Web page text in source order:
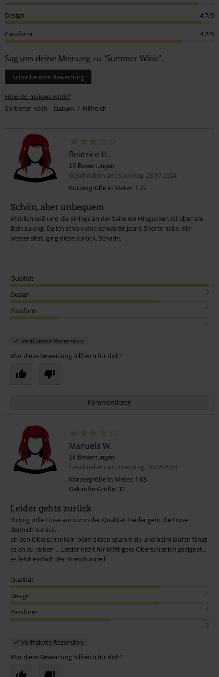
Design 4.7/5
Passform 4.2/5
Sag uns deine Meinung zu "Summer Wine".
Schreibe eine Bewertung
How do reviews work?
Sortieren nach
Datum Hilfreich
Beatrice H.
13 Bewertungen
Geschrieben am: Sonntag, 28.07.2024
Körpergröße in Meter: 1.72
Schön, aber unbequem
Wirklich süß und die Strings an der Seite ein Hingucker. Ist aber am
Bein zu eng. Da ich schon eine schwarze Jeans-Shorts habe, die
besser sitzt, ging diese zurück. Schade.
Qualität
5
Design
4
Passform
2
Verifizierte Rezension
War diese Bewertung hilfreich für dich?
Kommentieren
Kommentar jetzt abschicken!
Manuela W.
14 Bewertungen
Geschrieben am: Dienstag, 30.04.2024
Körpergröße in Meter: 1.68
Gekaufte Größe: 32
Leider gehts zurück
Richtig tolle Hose auch von der Qualität. Leider geht die Hose
dennich zurück...
an den Oberschenkeln beim sitzen spannt sie und beim laufen fängt
es an zu reiben ... Leider nicht für kräftigere Oberschenkel geeignet...
es fehlt einfach der Stretch anteil
Qualität
4
Design
4
Passform
3
Verifizierte Rezension
War diese Bewertung hilfreich für dich?